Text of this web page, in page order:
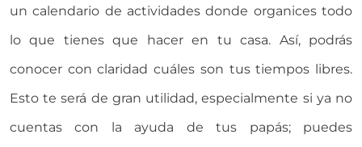
un calendario de actividades donde organices todo
lo que tienes que hacer en tu casa. Así, podrás
conocer con claridad cuáles son tus tiempos libres.
Esto te será de gran utilidad, especialmente si ya no
cuentas con la ayuda de tus papás; puedes